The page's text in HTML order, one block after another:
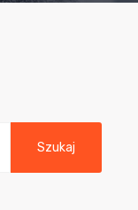
Szukaj